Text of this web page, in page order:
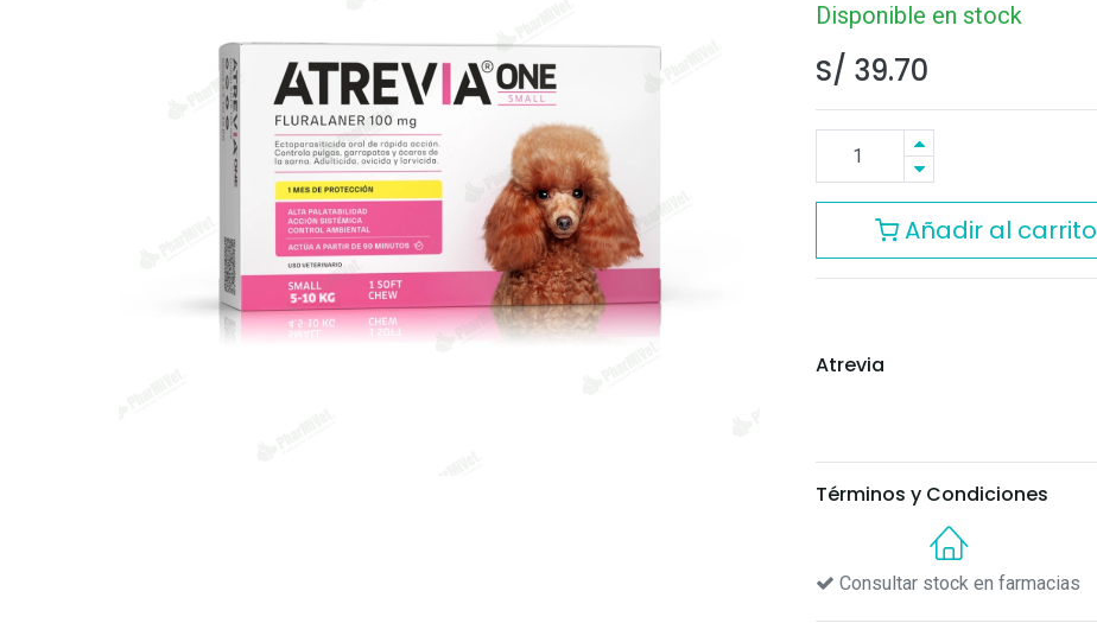
Disponible en stock
S/ 39.70
Añadir al carrito
Atrevia
Términos y Condiciones
Consultar stock en farmacias